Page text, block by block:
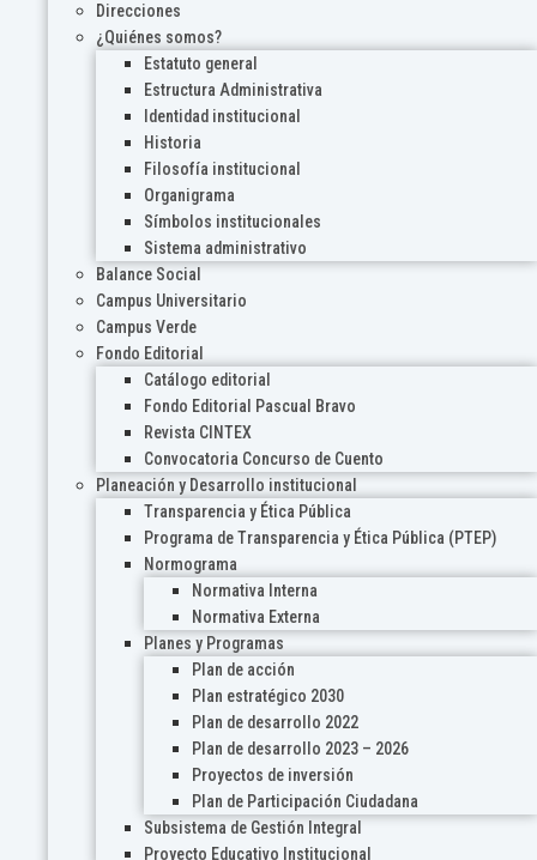
Direcciones
¿Quiénes somos?
Estatuto general
Estructura Administrativa
Identidad institucional
Historia
Filosofía institucional
Organigrama
Símbolos institucionales
Sistema administrativo
Balance Social
Campus Universitario
Campus Verde
Fondo Editorial
Catálogo editorial
Fondo Editorial Pascual Bravo
Revista CINTEX
Convocatoria Concurso de Cuento
Planeación y Desarrollo institucional
Transparencia y Ética Pública
Programa de Transparencia y Ética Pública (PTEP)
Normograma
Normativa Interna
Normativa Externa
Planes y Programas
Plan de acción
Plan estratégico 2030
Plan de desarrollo 2022
Plan de desarrollo 2023 – 2026
Proyectos de inversión
Plan de Participación Ciudadana
Subsistema de Gestión Integral
Proyecto Educativo Institucional